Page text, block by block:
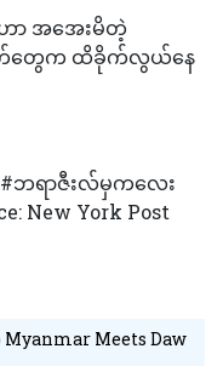
ာ အအေးမိတဲ့
တ်တွေက ထိခိုက်လွယ်နေ
#ဘရာဇီးလ်မှကလေး
York Post
ကောက်ပွဲ ကိုယ်စားလှယ်လော
သန့်ရှင်းရေးအတွက် အကောင်
Myanmar Meets Daw